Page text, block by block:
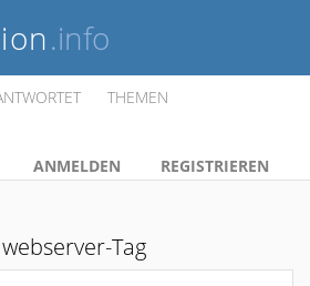
.info
THEMEN
ANMELDEN
REGISTRIEREN
Tag